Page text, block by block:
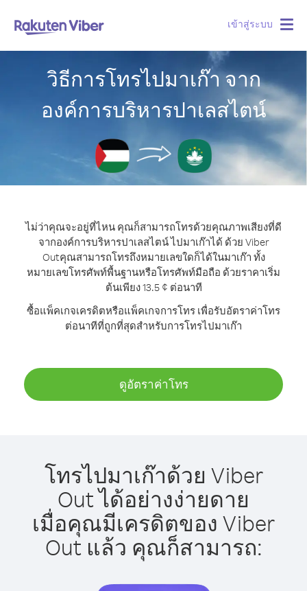
เข้าสู่ระบบ
วิธีการโทรไปมาเก๊า จาก
องค์การบริหารปาเลสไตน์
ไม่ว่าคุณจะอยู่ที่ไหน คุณก็สามารถโทรด้วยคุณภาพเสียงที่ดี
จากองค์การบริหารปาเลสไตน์ ไปมาเก๊าได้ ด้วย Viber
Outคุณสามารถโทรถึงหมายเลขใดก็ได้ในมาเก๊า ทั้ง
หมายเลขโทรศัพท์พื้นฐานหรือโทรศัพท์มือถือ ด้วยราคาเริ่ม
ต้นเพียง 13.5 ¢ ต่อนาที
ซื้อแพ็คเกจเครดิตหรือแพ็คเกจการโทร เพื่อรับอัตราค่าโทร
ต่อนาทีที่ถูกที่สุดสำหรับการโทรไปมาเก๊า
ดูอัตราค่าโทร
โทรไปมาเก๊าด้วย Viber
Out ได้อย่างง่ายดาย
เมื่อคุณมีเครดิตของ Viber
Out แล้ว คุณก็สามารถ: